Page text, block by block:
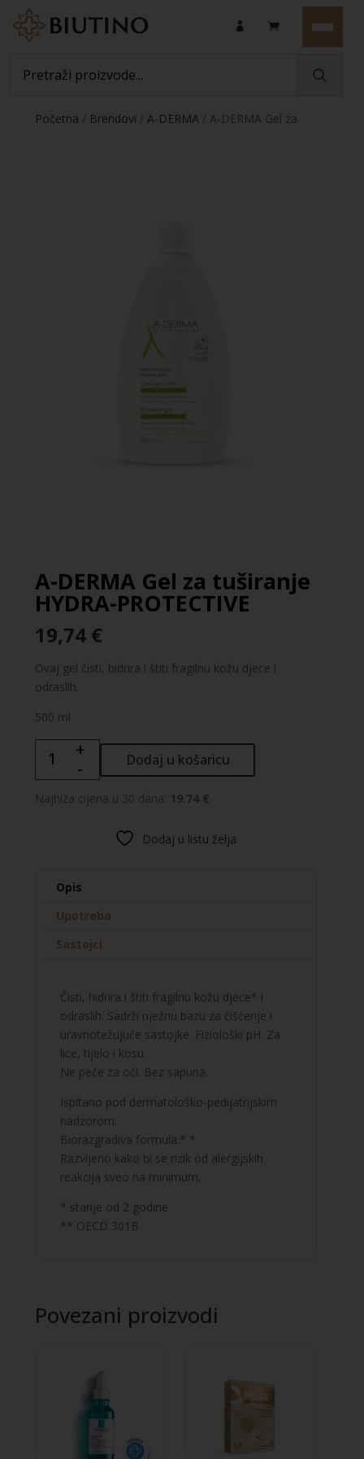
Početna / Brendovi /A-DERMA / A-DERMA Gel za
A-DERMA Gel za tuširanje
HYDRA-PROTECTIVE
19,74 €
Ovaj gel čisti, hidrira i štiti fragilnu kožu djece i
odraslih.
500 ml
DERMA
za
količina
+
-
Dodaj u košaricu
Najniža cijena u 30 dana: 19.74 €
Dodaj u listu želja
Opis
Upotreba
Sastojci
Čisti, hidrira i štiti fragilnu kožu djece* i
odraslih. Sadrži nježnu bazu za čišćenje i
uravnotežujuće sastojke. Fiziološki pH. Za
lice, tijelo i kosu.
Ne peče za oči. Bez sapuna.
Ispitano pod dermatološko-pedijatrijskim
nadzorom.
Biorazgradiva formula.* *
Razvijeno kako bi se rizik od alergijskih
reakcija sveo na minimum.
* starije od 2 godine
** OECD 301B
Povezani proizvodi